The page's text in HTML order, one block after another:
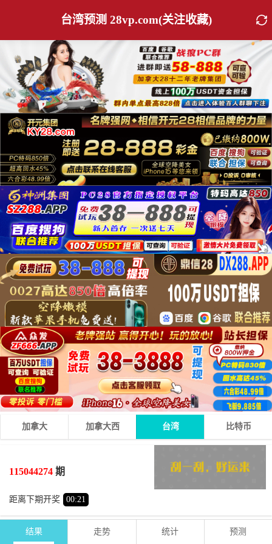
台湾预测 28vp.com(关注收藏)
加拿大 加拿大西 台湾 比特币
115044274 期
距离下期开奖 00:21
1 + 6 + 4 = 11
期号 号码
结果 走势 统计 预测